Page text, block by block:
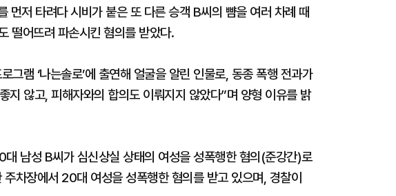
먼저 타려다 시비가 붙은 또 다른 승객 B씨의 뺨을 여러 차례 때
떨어뜨려 파손시킨 혐의를 받았다.
그램 ‘나는솔로’에 출연해 얼굴을 알린 인물로, 동종 폭행 전과가
지 않고, 피해자와의 합의도 이뤄지지 않았다”며 양형 이유를 밝
대 남성 B씨가 심신상실 상태의 여성을 성폭행한 혐의(준강간)로
차장에서 20대 여성을 성폭행한 혐의를 받고 있으며, 경찰이